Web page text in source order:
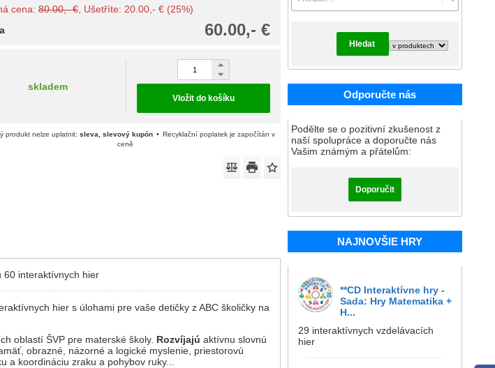
Hledat
Odporučte nás
Podělte se o pozitivní zkušenost z
naší spolupráce a doporučte nás
Vašim známým a přátelům:
Doporučit
NAJNOVŠIE HRY
**CD Interaktívne hry -
Sada: Hry Matematika +
H...
29 interaktívnych vzdelávacích
hier
cena: 80.00,- € , Ušetříte: 20.00,- € (25%)
60.00,- €
skladem
Vložit do košíku
produkt nelze uplatnit: sleva, slevový kupón
Recyklační poplatek je započítán v
ceně
60 interaktívnych hier
hier s úlohami pre vaše detičky z ABC školičky na
oblastí ŠVP pre materské školy. Rozvíjajú aktívnu slovnú
obrazné, názorné a logické myslenie, priestorovú
a koordináciu zraku a pohybov ruky...